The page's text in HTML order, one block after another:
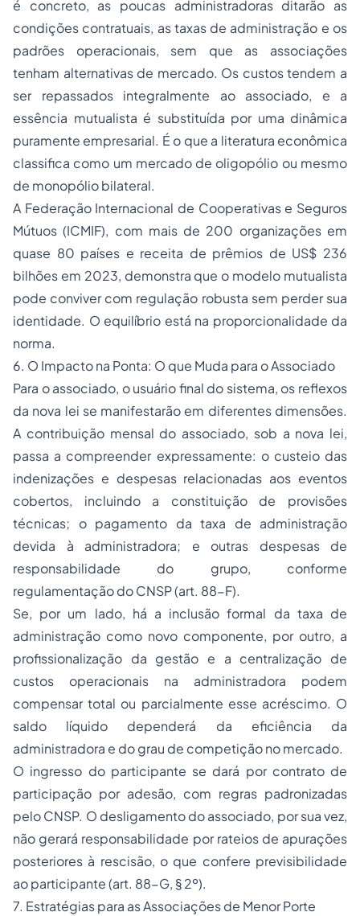
é concreto, as poucas administradoras ditarão as
condições contratuais, as taxas de administração e os
padrões operacionais, sem que as associações
tenham alternativas de mercado. Os custos tendem a
ser repassados integralmente ao associado, e a
essência mutualista é substituída por uma dinâmica
puramente empresarial. É o que a literatura econômica
classifica como um mercado de oligopólio ou mesmo
de monopólio bilateral.
A Federação Internacional de Cooperativas e Seguros
Mútuos (ICMIF), com mais de 200 organizações em
quase 80 países e receita de prêmios de US$ 236
bilhões em 2023, demonstra que o modelo mutualista
pode conviver com regulação robusta sem perder sua
identidade. O equilíbrio está na proporcionalidade da
norma.
6. O Impacto na Ponta: O que Muda para o Associado
Para o associado, o usuário final do sistema, os reflexos
da nova lei se manifestarão em diferentes dimensões.
A contribuição mensal do associado, sob a nova lei,
passa a compreender expressamente: o custeio das
indenizações e despesas relacionadas aos eventos
cobertos, incluindo a constituição de provisões
técnicas; o pagamento da taxa de administração
devida à administradora; e outras despesas de
responsabilidade do grupo, conforme
regulamentação do CNSP (art. 88-F).
Se, por um lado, há a inclusão formal da taxa de
administração como novo componente, por outro, a
profissionalização da gestão e a centralização de
custos operacionais na administradora podem
compensar total ou parcialmente esse acréscimo. O
saldo líquido dependerá da eficiência da
administradora e do grau de competição no mercado.
O ingresso do participante se dará por contrato de
participação por adesão, com regras padronizadas
pelo CNSP. O desligamento do associado, por sua vez,
não gerará responsabilidade por rateios de apurações
posteriores à rescisão, o que confere previsibilidade
ao participante (art. 88-G, § 2º).
7. Estratégias para as Associações de Menor Porte